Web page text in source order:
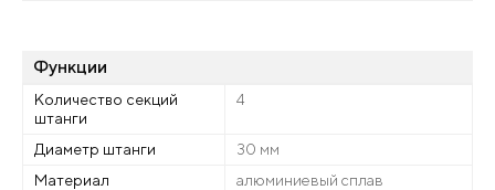
Функции
Количество секций
штанги
4
Диаметр штанги
30 мм
Материал
алюминиевый сплав